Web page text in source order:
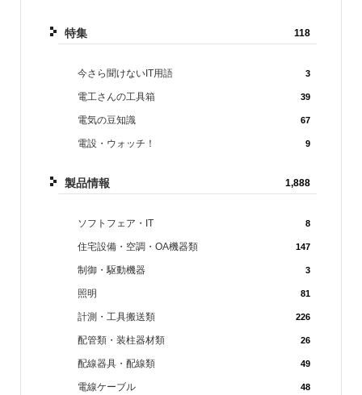
特集 118
今さら聞けないIT用語 3
電工さんの工具箱 39
電気の豆知識 67
電設・ウォッチ！ 9
製品情報 1,888
ソフトフェア・IT 8
住宅設備・空調・OA機器類 147
制御・駆動機器 3
照明 81
計測・工具搬送類 226
配管類・装柱器材類 26
配線器具・配線類 49
電線ケーブル 48